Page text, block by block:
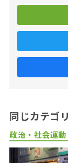
同じカテゴ
政治・社会運動